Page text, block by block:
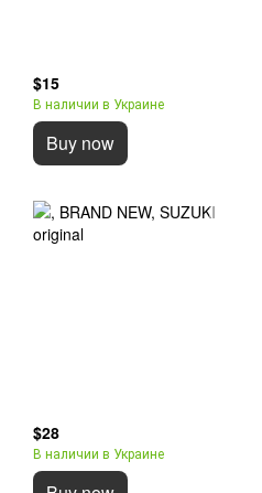
$15
В наличии в Украине
Buy now
$28
В наличии в Украине